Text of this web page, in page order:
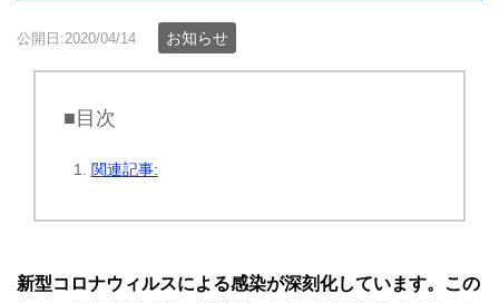
公開日:2020/04/14 お知らせ
■目次
関連記事:
新型コロナウィルスによる感染が深刻化しています。この